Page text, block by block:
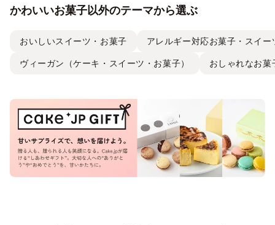
かわいいお菓子以外のテーマから選ぶ
おいしいスイーツ・お菓子 アレルギー対応お菓子・スイー
ヴィーガン（ケーキ・スイーツ・お菓子） おしゃれなお菓